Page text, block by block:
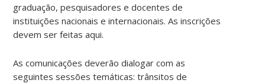
graduação, pesquisadores e docentes de
instituições nacionais e internacionais. As inscrições
devem ser feitas aqui.
As comunicações deverão dialogar com as
seguintes sessões temáticas: trânsitos de